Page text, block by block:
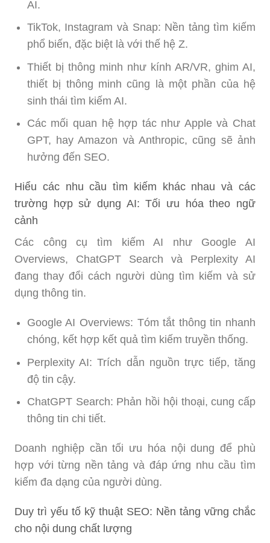
AI.
TikTok, Instagram và Snap: Nền tảng tìm kiếm
phổ biến, đặc biệt là với thế hệ Z.
Thiết bị thông minh như kính AR/VR, ghim AI,
thiết bị thông minh cũng là một phần của hệ
sinh thái tìm kiếm AI.
Các mối quan hệ hợp tác như Apple và Chat
GPT, hay Amazon và Anthropic, cũng sẽ ảnh
hưởng đến SEO.
Hiểu các nhu cầu tìm kiếm khác nhau và các
trường hợp sử dụng AI: Tối ưu hóa theo ngữ
cảnh
Các công cụ tìm kiếm AI như Google AI
Overviews, ChatGPT Search và Perplexity AI
đang thay đổi cách người dùng tìm kiếm và sử
dụng thông tin.
Google AI Overviews: Tóm tắt thông tin nhanh
chóng, kết hợp kết quả tìm kiếm truyền thống.
Perplexity AI: Trích dẫn nguồn trực tiếp, tăng
độ tin cậy.
ChatGPT Search: Phản hồi hội thoại, cung cấp
thông tin chi tiết.
Doanh nghiệp cần tối ưu hóa nội dung để phù
hợp với từng nền tảng và đáp ứng nhu cầu tìm
kiếm đa dạng của người dùng.
Duy trì yếu tố kỹ thuật SEO: Nền tảng vững chắc
cho nội dung chất lượng